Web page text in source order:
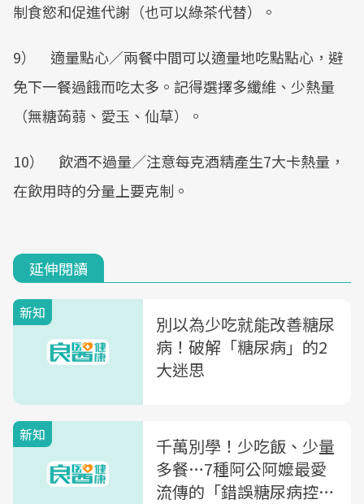
制食慾和促進代謝（也可以綠茶代替）。
9） 適量點心／兩餐中間可以適量地吃點點心，避
免下一餐過餓而吃太多。記得選擇多纖維、少熱量
（無糖蒟蒻、愛玉、仙草）。
10） 飲酒不過量／注意每克酒精產生7大卡熱量，
在飲用時的分量上要克制。
延伸閱讀
新知
別以為少吃就能改善糖尿
病！破解「糖尿病」的2
大迷思
新知
千萬別學！少吃飯、少量
多餐…7種阿公阿嬤最愛
流傳的「錯誤糖尿病控制